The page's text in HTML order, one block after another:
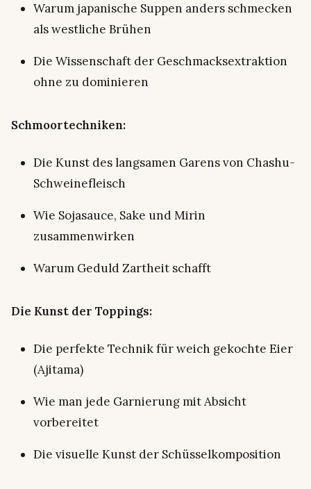
Warum japanische Suppen anders schmecken
als westliche Brühen
Die Wissenschaft der Geschmacksextraktion
ohne zu dominieren
Schmoortechniken:
Die Kunst des langsamen Garens von Chashu-
Schweinefleisch
Wie Sojasauce, Sake und Mirin
zusammenwirken
Warum Geduld Zartheit schafft
Die Kunst der Toppings:
Die perfekte Technik für weich gekochte Eier
(Ajitama)
Wie man jede Garnierung mit Absicht
vorbereitet
Die visuelle Kunst der Schüsselkomposition